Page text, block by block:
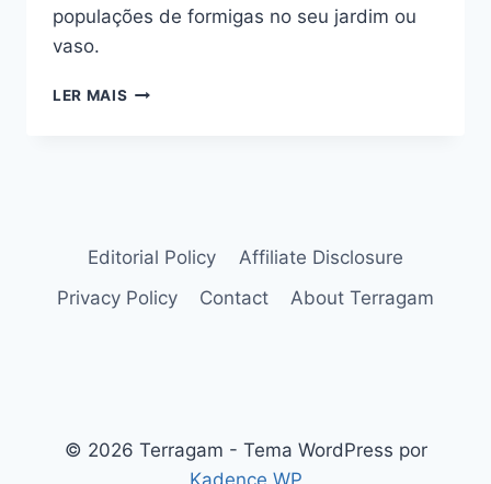
populações de formigas no seu jardim ou
vaso.
LER MAIS COMO
Editorial Policy
Affiliate Disclosure
Privacy Policy
Contact About Terragam
© 2026 Terragam - Tema WordPress por
Kadence WP